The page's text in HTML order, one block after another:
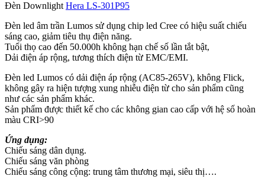
Đèn Downlight Hera LS‑301P95
Đèn led âm trần Lumos sử dụng chip led Cree có hiệu suất chiếu
sáng cao, giảm tiêu thụ điện năng.
Tuổi thọ cao đến 50.000h không hạn chế số lần tắt bật,
Dải điện áp rộng, tương thích điện từ EMC/EMI.
Đèn led Lumos có dải điện áp rộng (AC85-265V), không Flick,
không gây ra hiện tượng xung nhiễu điện từ cho sản phẩm cũng
như các sản phẩm khác.
Sản phẩm được thiết kế cho các không gian cao cấp với hệ số hoàn
màu CRI>90
Ứng dụng:
Chiếu sáng dân dụng.
Chiếu sáng văn phòng
Chiếu sáng công cộng: trung tâm thương mại, siêu thị….